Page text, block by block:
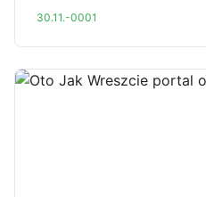
30.11.-0001